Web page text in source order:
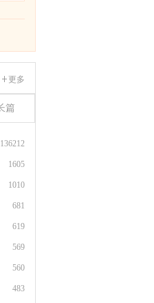
更多
篇
1605
1010
681
619
569
560
483